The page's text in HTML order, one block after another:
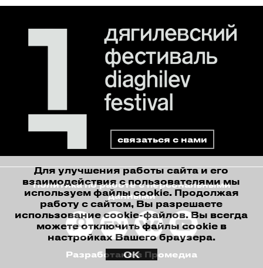
связаться с нами
Политика по работе с персональными
данными
Разработано в Промедиа
Для улучшения работы сайта и его
взаимодействия с пользователями мы
используем файлы cookie. Продолжая
работу с сайтом, Вы разрешаете
использование cookie-файлов. Вы всегда
можете отключить файлы cookie в
настройках Вашего браузера.
ОК